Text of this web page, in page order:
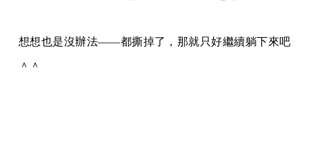
想想也是沒辦法——都撕掉了，那就只好繼續躺下來吧
＾＾